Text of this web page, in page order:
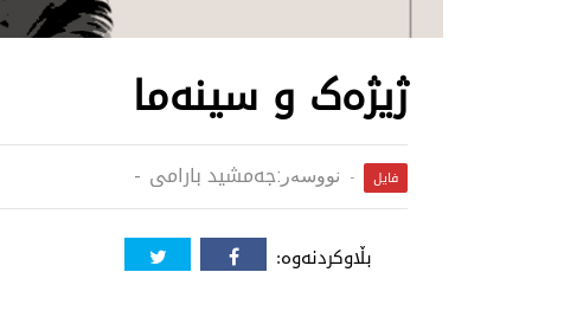
ژیژەک و سینەما
فایل نووسەر:جەمشید بارامی
بڵاوکردنەوە: